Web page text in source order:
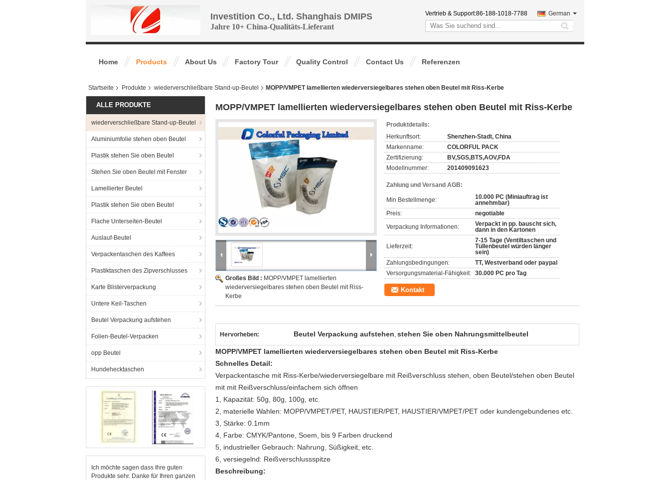
Investition Co., Ltd. Shanghais DMIPS
Jahre 10+ China-Qualitäts-Lieferant
Vertrieb & Support:86-188-1018-7788 German
search
Home Products About Us Factory Tour Quality Control Contact Us Referenzen
Startseite Produkte wiederverschließbare Stand-up-Beutel MOPP/VMPET lamellierten wiederversiegelbares stehen oben Beutel mit Riss-Kerbe
ALLE PRODUKTE
wiederverschließbare Stand-up-Beutel
Aluminiumfolie stehen oben Beutel
Plastik stehen Sie oben Beutel
Stehen Sie oben Beutel mit Fenster
Lamellierter Beutel
Plastik stehen Sie oben Beutel
Flache Unterseiten-Beutel
Auslauf-Beutel
Verpackentaschen des Kaffees
Plastiktaschen des Zipverschlusses
Karte Blisterverpackung
Untere Keil-Taschen
Beutel Verpackung aufstehen
Folien-Beutel-Verpacken
opp Beutel
Hundehecktaschen
Ich möchte sagen dass Ihre guten
Produkte sehr. Danke für Ihren ganzen
MOPP/VMPET lamellierten wiederversiegelbares stehen oben Beutel mit Riss-Kerbe
Großes Bild : MOPP/VMPET lamellierten
wiederversiegelbares stehen oben Beutel mit Riss-
Kerbe
Produktdetails:
Herkunftsort:
Shenzhen-Stadt, China
Markenname:
COLORFUL PACK
Zertifizierung:
BV,SGS,BTS,AOV,FDA
Modellnummer:
201409091623
Zahlung und Versand AGB:
Min Bestellmenge:
10.000 PC (Miniauftrag ist
annehmbar)
Preis:
negotiable
Verpackung Informationen:
Verpackt in pp. bauscht sich,
dann in den Kartonen
Lieferzeit:
7-15 Tage (Ventiltaschen und
Tüllenbeutel würden länger
sein)
Zahlungsbedingungen:
TT, Westverband oder paypal
Versorgungsmaterial-Fähigkeit: 30.000 PC pro Tag
Kontakt
Hervorheben: Beutel Verpackung aufstehen, stehen Sie oben Nahrungsmittelbeutel
MOPP/VMPET lamellierten wiederversiegelbares stehen oben Beutel mit Riss-Kerbe
Schnelles Detail:
Verpackentasche mit Riss-Kerbe/wiederversiegelbare mit Reißverschluss stehen, oben Beutel/stehen oben Beutel
mit mit Reißverschluss/einfachem sich öffnen
1, Kapazität: 50g, 80g, 100g, etc.
2, materielle Wahlen: MOPP/VMPET/PET, HAUSTIER/PET, HAUSTIER/VMPET/PET oder kundengebundenes etc.
3, Stärke: 0.1mm
4, Farbe: CMYK/Pantone, Soem, bis 9 Farben druckend
5, industrieller Gebrauch: Nahrung, Süßigkeit, etc.
6, versiegelnd: Reißverschlussspitze
Beschreibung: